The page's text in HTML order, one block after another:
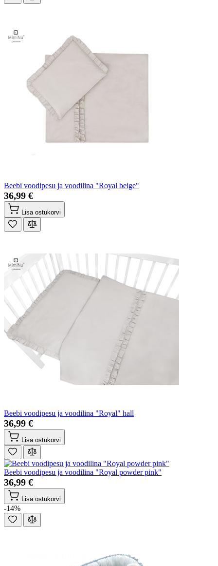
Beebi voodipesu ja voodilina "Royal beige"
36,99 €
Lisa ostukorvi
Beebi voodipesu ja voodilina "Royal" hall
36,99 €
Lisa ostukorvi
Beebi voodipesu ja voodilina "Royal powder pink"
36,99 €
Lisa ostukorvi
-14%